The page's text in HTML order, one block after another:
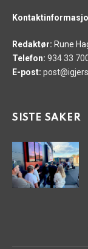
Redaktør: Rune
Telefon: 934 33
E-post:
SISTE SAKER